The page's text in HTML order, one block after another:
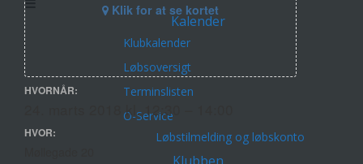
Kalender
Klubkalender
Løbsoversigt
Terminslisten
O-Service
Løbstilmelding og løbskonto
Klik for at se kortet
HVORNÅR:
24. marts 2018 kl. 12:30 – 14:00
HVOR: